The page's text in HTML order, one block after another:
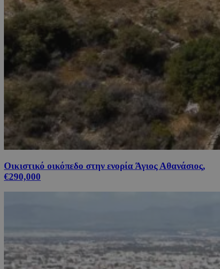
Οικιστικό οικόπεδο στην ενορία Άγιος Αθανάσιος,
€290,000